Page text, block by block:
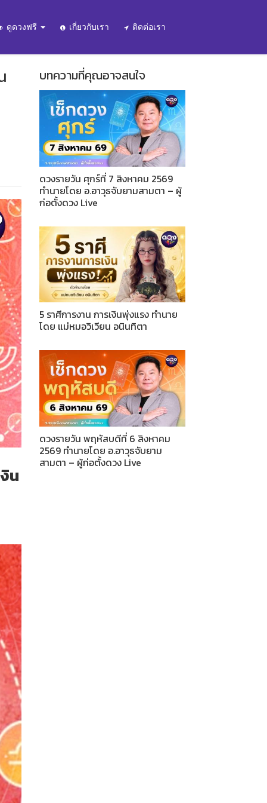
ดูดวงฟรี เกี่ยวกับเรา ติดต่อเรา
น
บทความที่คุณอาจสนใจ
ดวงรายวัน ศุกร์ที่ 7 สิงหาคม 2569
ทำนายโดย อ.อาวุธจับยามสามตา – ผู้
ก่อตั้งดวง Live
5 ราศีการงาน การเงินพุ่งแรง ทำนาย
โดย แม่หมอวิเวียน อนินทิตา
ดวงรายวัน พฤหัสบดีที่ 6 สิงหาคม
2569 ทำนายโดย อ.อาวุธจับยาม
สามตา – ผู้ก่อตั้งดวง Live